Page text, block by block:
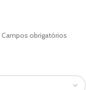
Campos obrigatórios